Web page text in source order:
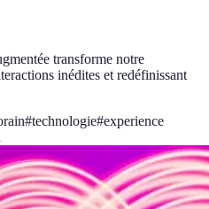
transforme notre
inédites et redéfinissant
#technologie#experience